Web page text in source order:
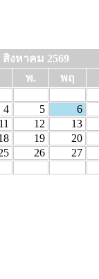
สิงหาคม 2569
พ. พฤ
4 5 6
11 12 13
19 20
26 27